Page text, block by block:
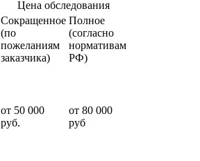
Цена обследования
Сокращенное
(по
пожеланиям
заказчика)
Полное
(согласно
нормативам
РФ)
от 50 000
руб.
от 80 000
руб